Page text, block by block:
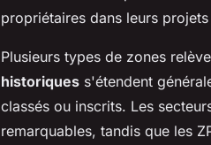
propriétaires dans leurs
Plusieurs types de zones
historiques s'étendent
classés ou inscrits. Les
remarquables, tandis que les